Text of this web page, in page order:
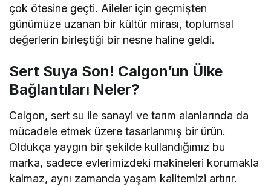
çok ötesine geçti. Aileler için geçmişten
günümüze uzanan bir kültür mirası, toplumsal
değerlerin birleştiği bir nesne haline geldi.
Sert Suya Son! Calgon’un Ülke
Bağlantıları Neler?
Calgon, sert su ile sanayi ve tarım alanlarında da
mücadele etmek üzere tasarlanmış bir ürün.
Oldukça yaygın bir şekilde kullandığımız bu
marka, sadece evlerimizdeki makineleri korumakla
kalmaz, aynı zamanda yaşam kalitemizi artırır.